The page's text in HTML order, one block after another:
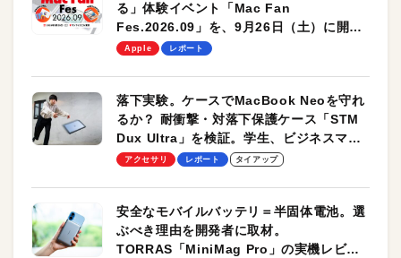
る」体験イベント「Mac Fan
Fes.2026.09」を、9月26日（土）に開催
します！
Apple レポート
落下実験。ケースでMacBook Neoを守れ
るか？ 耐衝撃・対落下保護ケース「STM
Dux Ultra」を検証。学生、ビジネスマン
のモバイルユースに最適！
アクセサリ レポート タイアップ
安全なモバイルバッテリ＝半固体電池。選
ぶべき理由を開発者に取材。
TORRAS「MiniMag Pro」の実機レビュ